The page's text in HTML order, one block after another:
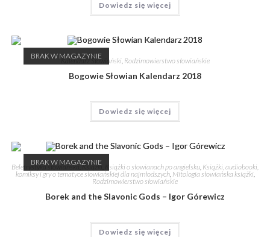
Dowiedz się więcej
BRAK W MAGAZYNIE
Kalendarz Słowiański, Rodzimowierstwo słowiańskie
Bogowie Słowian Kalendarz 2018
Dowiedz się więcej
BRAK W MAGAZYNIE
Beletrystyka słowiańska ,Książki Książki o słowianach po angielsku, Książki, audiobooki,
komiksy i gry o tematyce słowiańskiej dla najmłodszych, Mitologia słowiańska książki,
Rodzimowierstwo słowiańskie
Borek and the Slavonic Gods – Igor Górewicz
Dowiedz się więcej